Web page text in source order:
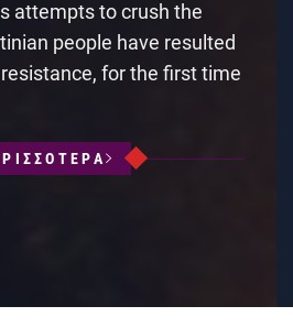
attempts to crush the
people have resulted
for the first time